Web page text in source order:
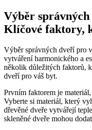
Výběr
Klíčové faktory,
Výběr správných dveří pro
vytváření⁤ harmonického a
několik důležitých faktorů,
dveří pro váš byt.
Prvním faktorem je
⁤Vyberte si materiál, který
dřevěné dveře vytvářejí
skleněné dveře mohou